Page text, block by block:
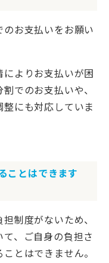
お支払いをお願い
よりお支払いが困
でのお支払いや、
にも対応していま
ことはできます
制度がないため、
、ご自身の負担さ
とはできません。